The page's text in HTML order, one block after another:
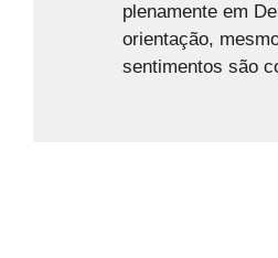
plenamente em
orientação,
sentimentos são